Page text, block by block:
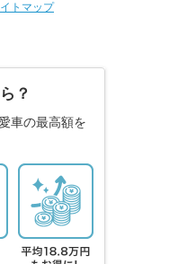
トマップ
？
車の最高額を